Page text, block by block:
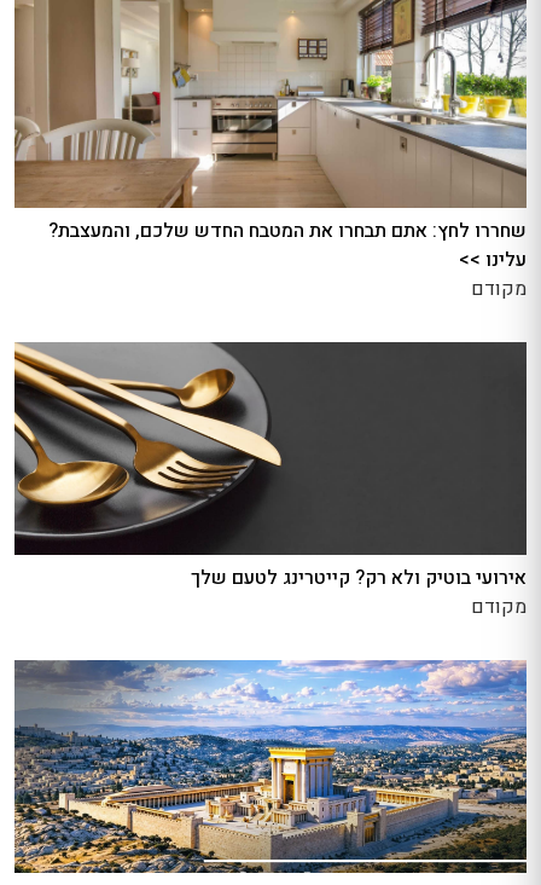
שחררו לחץ: אתם תבחרו את המטבח החדש שלכם, והמעצבת?
עלינו >>
מקודם
אירועי בוטיק ולא רק? קייטרינג לטעם שלך
מקודם